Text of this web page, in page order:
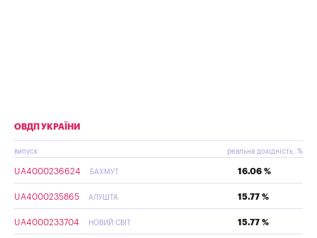
ОВДП УКРАЇНИ
випуск реальна дохідність, %
UA4000236624 БАХМУТ 16.06 %
UA4000235865 АЛУШТА 15.77 %
UA4000233704 НОВИЙ СВІТ 15.77 %